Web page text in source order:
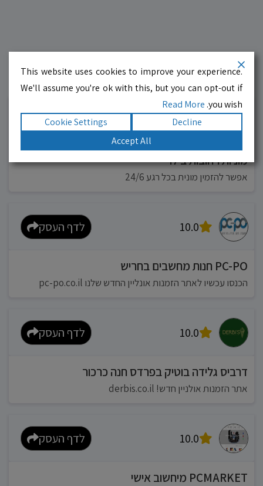
עסקים מומלצים!רוצים גם? לחצו כאן
10.0 לדף העסק
מוניות רחובות בילו
אפשר להזמין מונית בכל רגע 24/6
10.0 לדף העסק
PC-PO חנות מחשבים בחריש
הכנסו עכשיו לאתר הזמנות אונליין החדש שלנו pc-po.co.il
10.0 לדף העסק
דרביס גלידה בוטיק בפרדס חנה כרכור
אתר הזמנות אולניין חדש! derbis.co.il
10.0 לדף העסק
PCMARKET מיחשוב אישי
This website uses cookies to improve your experience.
We'll assume you're ok with this, but you can opt-out if
you wish.
Read More
Decline
Cookie Settings
Accept All